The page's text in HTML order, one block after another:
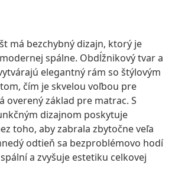
má bezchybný dizajn, ktorý je
spálne. Obdĺžnikový tvar a
elegantný rám so štýlovým
čím je skvelou voľbou pre
overený základ pre matrac. S
dizajnom poskytuje
toho, aby zabrala zbytočne veľa
odtieň sa bezproblémovo hodí
a zvyšuje estetiku celkovej